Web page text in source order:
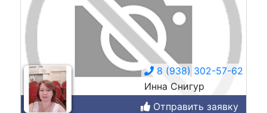
8 (938) 302-57-62
Инна Снигур
Отправить заявку